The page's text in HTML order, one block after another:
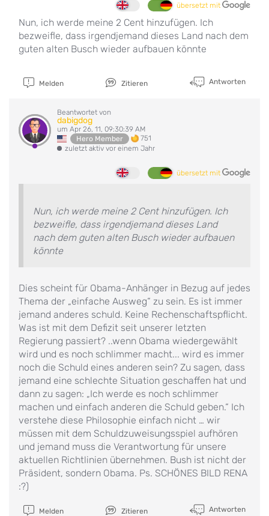
übersetzt mit
Nun, ich werde meine 2 Cent hinzufügen. Ich
bezweifle, dass irgendjemand dieses Land nach dem
guten alten Busch wieder aufbauen könnte
Melden Zitieren Antworten
Beantwortet von
dabigdog
um Apr 26, 11, 09:30:39 AM
Hero Member
751
zuletzt aktiv vor einem Jahr
übersetzt mit
Nun, ich werde meine 2 Cent hinzufügen. Ich
bezweifle, dass irgendjemand dieses Land
nach dem guten alten Busch wieder aufbauen
könnte
Dies scheint für Obama-Anhänger in Bezug auf jedes
Thema der „einfache Ausweg“ zu sein. Es ist immer
jemand anderes schuld. Keine Rechenschaftspflicht.
Was ist mit dem Defizit seit unserer letzten
Regierung passiert? ..wenn Obama wiedergewählt
wird und es noch schlimmer macht... wird es immer
noch die Schuld eines anderen sein? Zu sagen, dass
jemand eine schlechte Situation geschaffen hat und
dann zu sagen: „Ich werde es noch schlimmer
machen und einfach anderen die Schuld geben.“ Ich
verstehe diese Philosophie einfach nicht … wir
müssen mit dem Schuldzuweisungsspiel aufhören
und jemand muss die Verantwortung für unsere
aktuellen Richtlinien übernehmen. Bush ist nicht der
Präsident, sondern Obama. Ps. SCHÖNES BILD RENA
:?)
Melden Zitieren Antworten